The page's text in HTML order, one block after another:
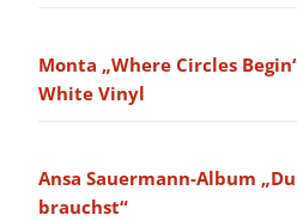
Monta „Where Circles
White Vinyl
Ansa Sauermann-Album
brauchst“